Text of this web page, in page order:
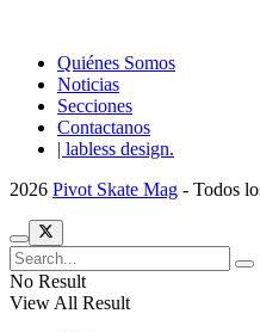
Quiénes Somos
Noticias
Secciones
Contactanos
| labless design.
2026 Pivot Skate Mag - Todos
No Result
View All Result